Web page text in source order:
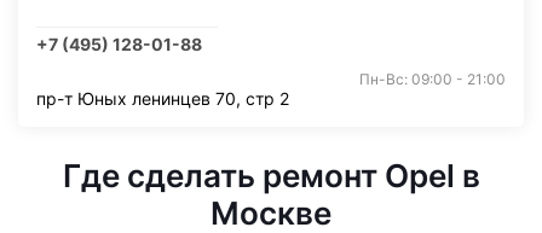
+7 (495) 128-01-88
Пн-Вс: 09:00 - 21:00
пр-т Юных ленинцев 70, стр 2
Где сделать ремонт Opel в
Москве